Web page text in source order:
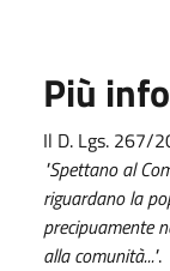
Più
Il D. Lgs. 267/
"Spettano al
riguardano la
precipuamente
alla comunità...".